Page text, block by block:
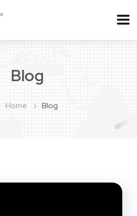
Blog
Home Blog